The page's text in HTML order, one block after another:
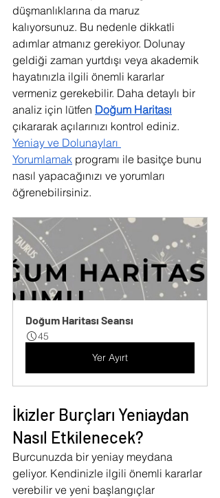
düşmanlıklarına da maruz
kalıyorsunuz. Bu nedenle dikkatli
adımlar atmanız gerekiyor. Dolunay
geldiği zaman yurtdışı veya akademik
hayatınızla ilgili önemli kararlar
vermeniz gerekebilir. Daha detaylı bir
analiz için lütfen Doğum Haritası
çıkararak açılarınızı kontrol ediniz.
Yeniay ve Dolunayları
Yorumlamak programı ile basitçe bunu
nasıl yapacağınızı ve yorumları
öğrenebilirsiniz.
Doğum Haritası Seansı
45
Yer Ayırt
İkizler Burçları Yeniaydan
Nasıl Etkilenecek?
Burcunuzda bir yeniay meydana
geliyor. Kendinizle ilgili önemli kararlar
verebilir ve yeni başlangıçlar